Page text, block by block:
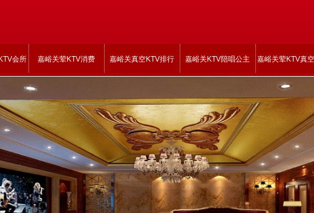
会所 嘉峪关荤KTV消费 嘉峪关真空KTV排行 嘉峪关KTV陪唱公主 嘉峪关荤KTV真